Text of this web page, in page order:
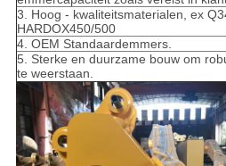
3. Hoog - kwaliteitsmaterialen, ex
HARDOX450/500
4. OEM Standaardemmers.
5. Sterke en duurzame bouw om
te weerstaan.